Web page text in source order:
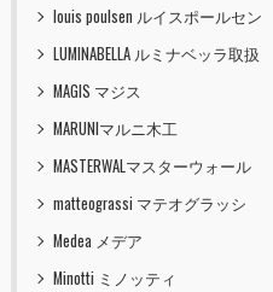
louis poulsen ルイスポールセン
LUMINABELLA ルミナベッラ取扱
MAGIS マジス
MARUNIマルニ木工
MASTERWALマスターウォール
matteograssi マテオグラッシ
Medea メデア
Minotti ミノッティ